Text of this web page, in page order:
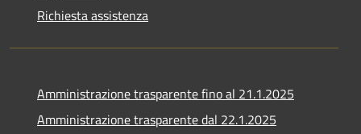
Richiesta assistenza
Amministrazione trasparente fino al 21.1.2025
Amministrazione trasparente dal 22.1.2025